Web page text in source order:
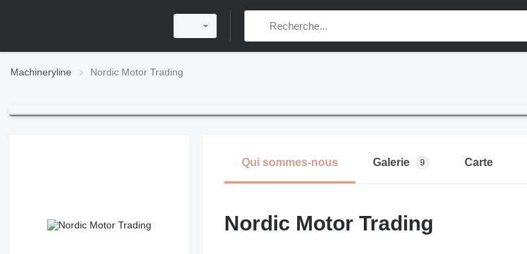
Machineryline Nordic Motor Trading
Qui sommes-nous Galerie 9 Carte
Nordic Motor Trading